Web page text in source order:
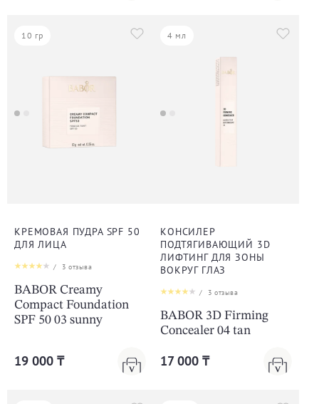
10 гр
КРЕМОВАЯ ПУДРА SPF 50
ДЛЯ ЛИЦА
/ 3 отзыва
BABOR Creamy
Compact Foundation
SPF 50 03 sunny
19 000 ₸
4 мл
КОНСИЛЕР
ПОДТЯГИВАЮЩИЙ 3D
ЛИФТИНГ ДЛЯ ЗОНЫ
ВОКРУГ ГЛАЗ
/ 3 отзыва
BABOR 3D Firming
Concealer 04 tan
17 000 ₸